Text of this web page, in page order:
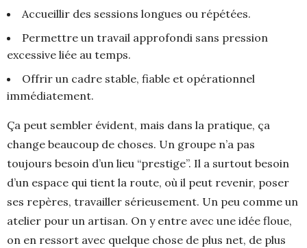
Accueillir des sessions longues ou répétées.
Permettre un travail approfondi sans pression
excessive liée au temps.
Offrir un cadre stable, fiable et opérationnel
immédiatement.
Ça peut sembler évident, mais dans la pratique, ça
change beaucoup de choses. Un groupe n’a pas
toujours besoin d’un lieu “prestige”. Il a surtout besoin
d’un espace qui tient la route, où il peut revenir, poser
ses repères, travailler sérieusement. Un peu comme un
atelier pour un artisan. On y entre avec une idée floue,
on en ressort avec quelque chose de plus net, de plus